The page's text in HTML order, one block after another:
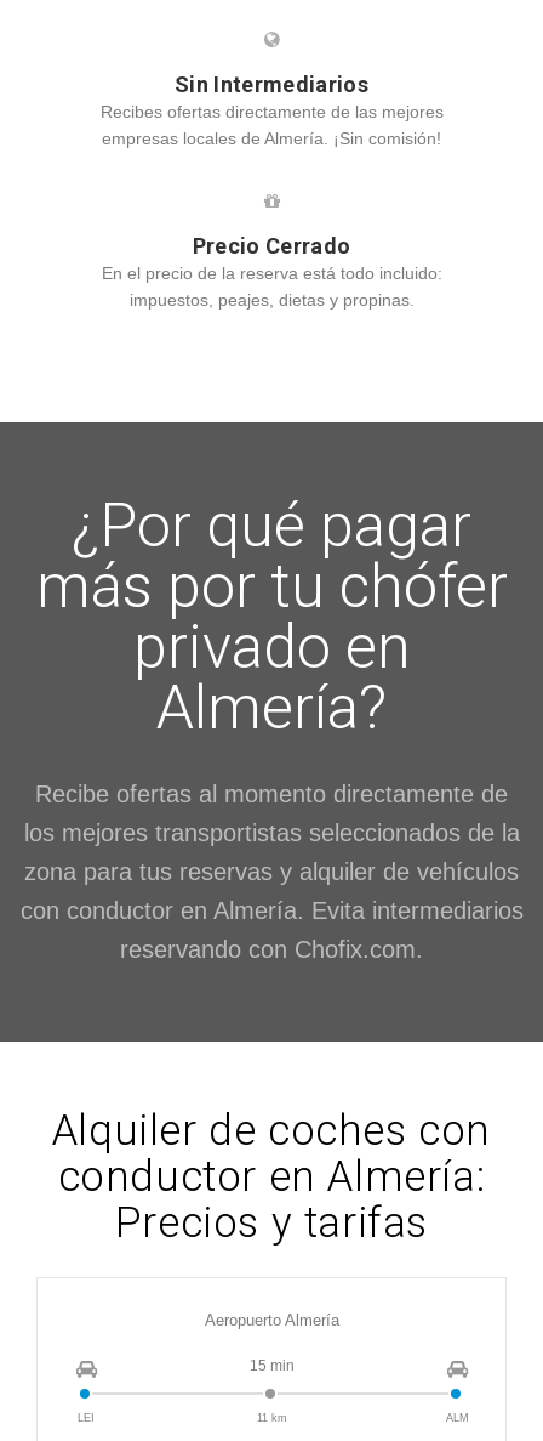
Sin Intermediarios
Recibes ofertas directamente de las mejores
empresas locales de Almería. ¡Sin comisión!
Precio Cerrado
En el precio de la reserva está todo incluido:
impuestos, peajes, dietas y propinas.
¿Por qué pagar
más por tu chófer
privado en
Almería?
Recibe ofertas al momento directamente de
los mejores transportistas seleccionados de la
zona para tus reservas y alquiler de vehículos
con conductor en Almería. Evita intermediarios
reservando con Chofix.com.
Alquiler de coches con
conductor en Almería:
Precios y tarifas
Aeropuerto Almería
15 min
LEI 11 km ALM